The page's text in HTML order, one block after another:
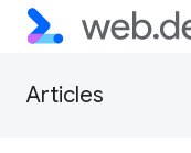
Articles